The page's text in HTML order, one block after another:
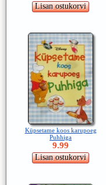
Küpsetame koos karupoeg
Puhhiga
9.99